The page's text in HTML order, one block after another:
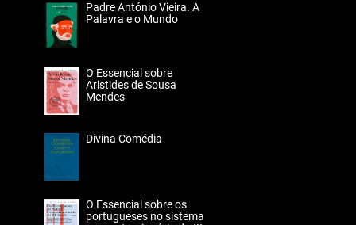
Padre António Vieira. A
Palavra e o Mundo
O Essencial sobre
Aristides de Sousa
Mendes
Divina Comédia
O Essencial sobre os
portugueses no sistema